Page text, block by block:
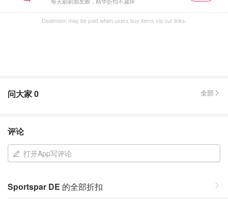
Dealmoon may be paid when users buy items via our links.
问大家0 全部
评论
打开App写评论
Sportspar DE 的全部折扣